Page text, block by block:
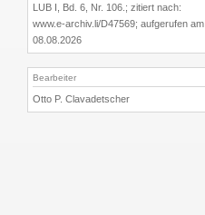
LUB I, Bd. 6, Nr. 106.; zitiert nach:
www.e-archiv.li/D47569; aufgerufen am
08.08.2026
Bearbeiter
Otto P. Clavadetscher